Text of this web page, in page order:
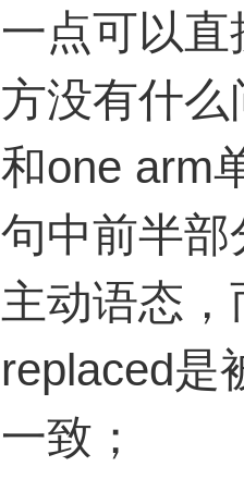
一点可以
方没有什
和one arm
句中前半部
主动语态
replaced是
一致；